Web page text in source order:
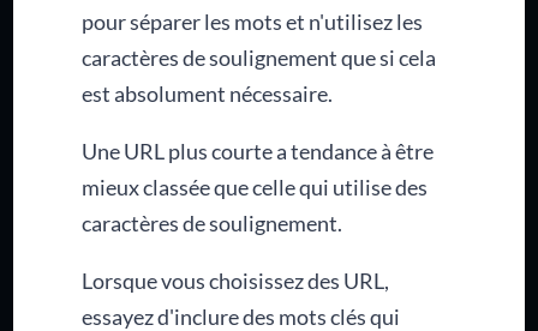
pour séparer les mots et n'utilisez les
caractères de soulignement que si cela
est absolument nécessaire.
Une URL plus courte a tendance à être
mieux classée que celle qui utilise des
caractères de soulignement.
Lorsque vous choisissez des URL,
essayez d'inclure des mots clés qui